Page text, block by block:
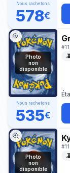
Nous rachetons
578€
Photo
non
disponible
Nous rachetons
535€
#
Photo
non
disponible
#